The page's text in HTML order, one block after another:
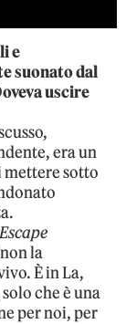
e
suonato dal
uscire
era un
mettere sotto
Escape
la
È in La,
solo che è una
per noi, per